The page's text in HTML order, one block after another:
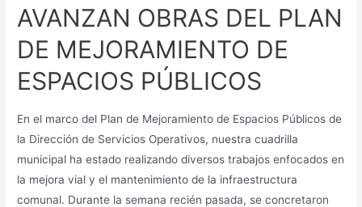
AVANZAN OBRAS DEL PLAN
DE MEJORAMIENTO DE
ESPACIOS PÚBLICOS
En el marco del Plan de Mejoramiento de Espacios Públicos de
la Dirección de Servicios Operativos, nuestra cuadrilla
municipal ha estado realizando diversos trabajos enfocados en
la mejora vial y el mantenimiento de la infraestructura
comunal. Durante la semana recién pasada, se concretaron